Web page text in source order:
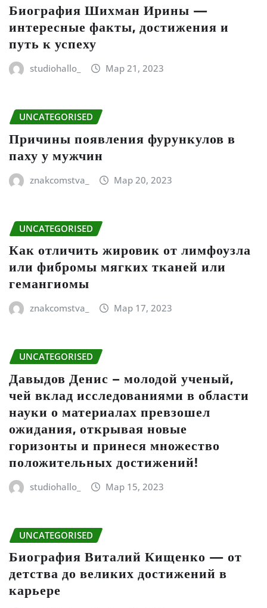
Биография Шихман Ирины —
интересные факты, достижения и
путь к успеху
studiohallo_ Мар 21, 2023
UNCATEGORISED
Причины появления фурункулов в
паху у мужчин
znakcomstva_ Мар 20, 2023
UNCATEGORISED
Как отличить жировик от лимфоузла
или фибромы мягких тканей или
гемангиомы
znakcomstva_ Мар 17, 2023
UNCATEGORISED
Давыдов Денис – молодой ученый,
чей вклад исследованиями в области
науки о материалах превзошел
ожидания, открывая новые
горизонты и принеся множество
положительных достижений!
studiohallo_ Мар 15, 2023
UNCATEGORISED
Биография Виталий Кищенко — от
детства до великих достижений в
карьере